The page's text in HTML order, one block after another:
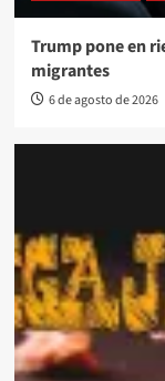
Trump pone en
migrantes
6 de agosto de 2026